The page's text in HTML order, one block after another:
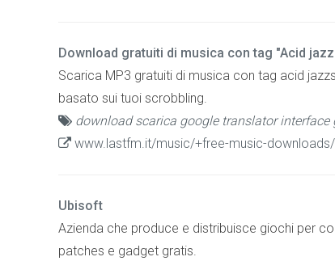
Download gratuiti di musica con tag "Acid
Scarica MP3 gratuiti di musica con tag acid
basato sui tuoi scrobbling.
download scarica google translator interface
www.lastfm.it/music/+free-music-
Ubisoft
Azienda che produce e distribuisce giochi per
patches e gadget gratis.